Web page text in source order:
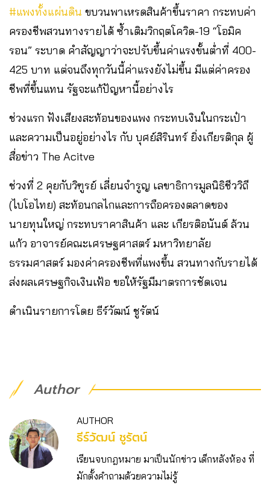
#แพงทั้งแผ่นดิน ขบวนพาเหรดสินค้าขึ้นราคา กระทบค่า
ครองชีพสวนทางรายได้ ซ้ำเติมวิกฤตโควิด-19 “โอมิค
รอน” ระบาด คำสัญญาว่าจะปรับขึ้นค่าแรงขั้นต่ำที่ 400-
425 บาท แต่จนถึงทุกวันนี้ค่าแรงยังไม่ขึ้น มีแต่ค่าครอง
ชีพที่ขึ้นแทน รัฐจะแก้ปัญหานี้อย่างไร
ช่วงแรก ฟังเสียงสะท้อนของแพง กระทบเงินในกระเป๋า
และความเป็นอยู่อย่างไร กับ บุศย์สิรินทร์ ยิ่งเกียรติกุล ผู้
สื่อข่าว The Acitve
ช่วงที่ 2 คุยกับวิฑูรย์ เลี่ยนจำรูญ เลขาธิการมูลนิธิชีววิถี
(ไบโอไทย) สะท้อนกลไกและการถือครองตลาดของ
นายทุนใหญ่ กระทบราคาสินค้า และ เกียรติอนันต์ ล้วน
แก้ว อาจารย์คณะเศรษฐศาสตร์ มหาวิทยาลัย
ธรรมศาสตร์ มองค่าครองชีพที่แพงขึ้น สวนทางกับรายได้
ส่งผลเศรษฐกิจเงินเฟ้อ ขอให้รัฐมีมาตรการชัดเจน
ดำเนินรายการโดย ธีร์วัฒน์ ชูรัตน์
Author
AUTHOR
ธีร์วัฒน์ ชูรัตน์
เรียนจบกฎหมาย มาเป็นนักข่าว เด็กหลังห้อง ที่
มักตั้งคำถามด้วยความไม่รู้